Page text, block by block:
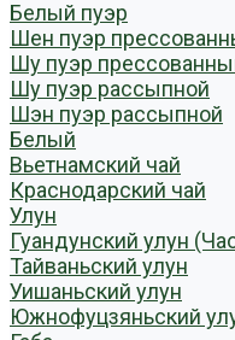
Белый пуэр
Шен пуэр
Шу пуэр
Шу пуэр рассыпной
Шэн пуэр рассыпной
Белый
Вьетнамский чай
Краснодарский чай
Улун
Гуандунский улун
Тайваньский улун
Уишаньский улун
Южнофуцзяньский